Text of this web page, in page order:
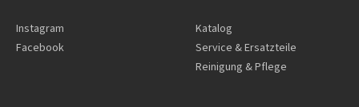
Instagram
Facebook
Katalog
Service & Ersatzteile
Reinigung & Pflege